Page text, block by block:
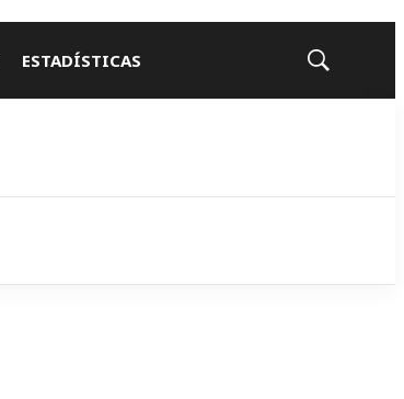
ESTADÍSTICAS
Mostrar